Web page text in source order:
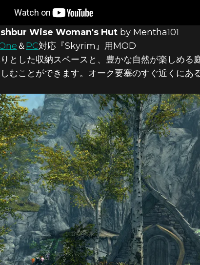
Wise Woman's Hut by Mentha101
＆PC対応『Skyrim』用MOD
とした収納スペースと、豊かな自然が楽しめ
むことができます。オーク要塞のすぐ近くに